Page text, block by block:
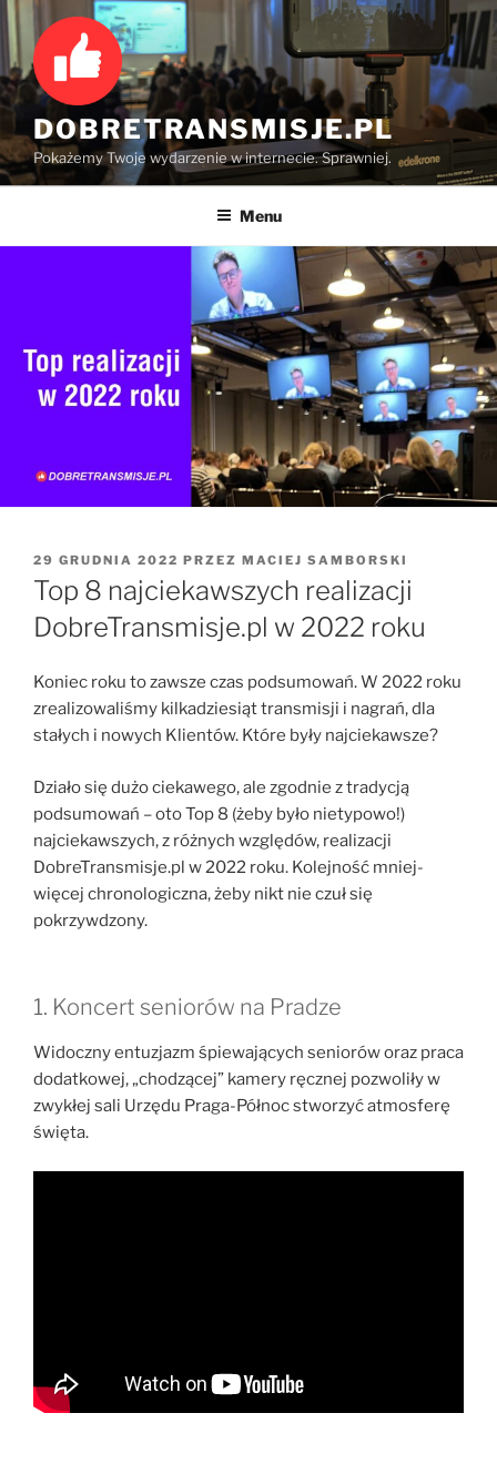
Przejdź
do
treści
DOBRETRANSMISJE.PL
Pokażemy Twoje wydarzenie w internecie. Sprawniej.
Menu
OPUBLIKOWANE
W
29 GRUDNIA 2022 PRZEZ MACIEJ SAMBORSKI
Top 8 najciekawszych realizacji
DobreTransmisje.pl w 2022 roku
Koniec roku to zawsze czas podsumowań. W 2022 roku
zrealizowaliśmy kilkadziesiąt transmisji i nagrań, dla
stałych i nowych Klientów. Które były najciekawsze?
Działo się dużo ciekawego, ale zgodnie z tradycją
podsumowań – oto Top 8 (żeby było nietypowo!)
najciekawszych, z różnych względów, realizacji
DobreTransmisje.pl w 2022 roku. Kolejność mniej-
więcej chronologiczna, żeby nikt nie czuł się
pokrzywdzony.
1. Koncert seniorów na Pradze
Widoczny entuzjazm śpiewających seniorów oraz praca
dodatkowej, „chodzącej” kamery ręcznej pozwoliły w
zwykłej sali Urzędu Praga-Północ stworzyć atmosferę
święta.